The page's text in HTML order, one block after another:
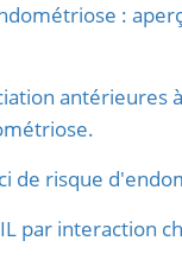
:
de risque
par interaction